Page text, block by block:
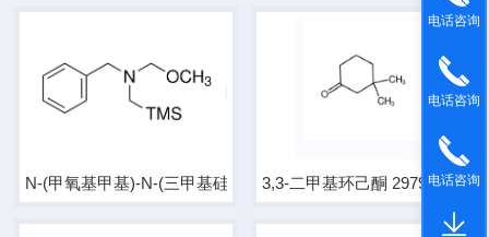
N-(甲氧基甲基)-N-(三甲基硅烷基甲基)苄胺 93102-05-73,3-二甲基环己酮 2979-19-3
电话咨询
电话咨询
电话咨询